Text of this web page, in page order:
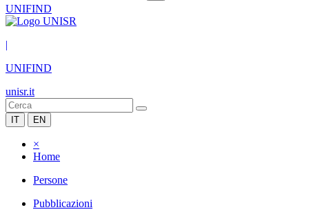
UNIFIND
|
UNIFIND
unisr.it
IT EN
×
Home
Persone
Pubblicazioni